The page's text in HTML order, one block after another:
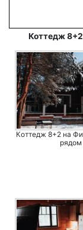
Коттедж
Коттедж 8+2 на
рядом